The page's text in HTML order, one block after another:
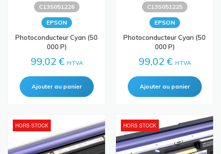
C13S051226
EPSON
Photoconducteur Cyan (50
000 P)
99,02 € HTVA
C13S051225
EPSON
Photoconducteur Cyan (50
000 P)
99,02 € HTVA
HORS STOCK HORS STOCK